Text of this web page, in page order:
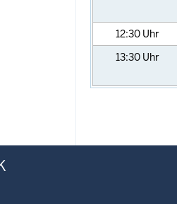
12:30 Uhr
13:30 Uhr